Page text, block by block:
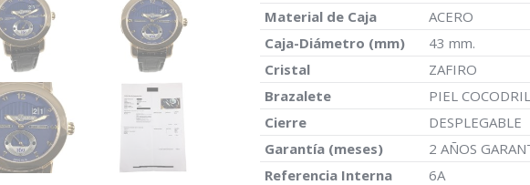
Material de Caja
ACERO
Caja-Diámetro (mm)
43 mm.
Cristal
ZAFIRO
Brazalete
PIEL
Cierre
DESPLEGABLE
Garantía (meses)
2 AÑOS
Referencia Interna
6A